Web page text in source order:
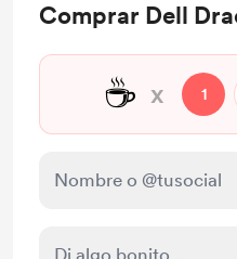
Comprar Dell
☕ x 1